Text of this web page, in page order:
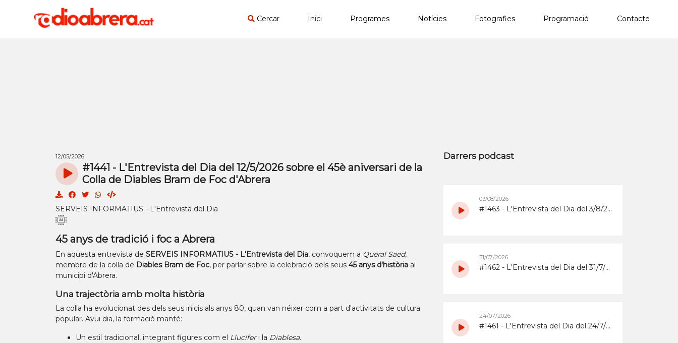
Cercar Inici Programes Notícies Fotografies Programació Contacte
12/05/2026
#1441 - L'Entrevista del Dia del 12/5/2026 sobre el 45è aniversari de la
Colla de Diables Bram de Foc d'Abrera
SERVEIS INFORMATIUS - L'Entrevista del Dia
45 anys de tradició i foc a Abrera
En aquesta entrevista de SERVEIS INFORMATIUS - L'Entrevista del Dia, convoquem a Queral Saed,
membre de la colla de Diables Bram de Foc, per parlar sobre la celebració dels seus 45 anys d'història al
municipi d'Abrera.
Una trajectòria amb molta història
La colla ha evolucionat des dels seus inicis als anys 80, quan van néixer com a part d'activitats de cultura
popular. Avui dia, la formació manté:
Un estil tradicional, integrant figures com el Lluciferi la Diablesa.
Darrers podcast
03/08/2026
#1463 - L'Entrevista del Dia del 3/8/2026 sobre la Copa d'Espanya de Superenduro a Abrera
31/07/2026
#1462 - L'Entrevista del Dia del 31/7/2026 amb la coordinadora i els participants del grup de grans del Casal d'Estiu Municipal de 2026
24/07/2026
#1461 - L'Entrevista del Dia del 24/7/2026 amb l'Abrera Gimnàstic Club